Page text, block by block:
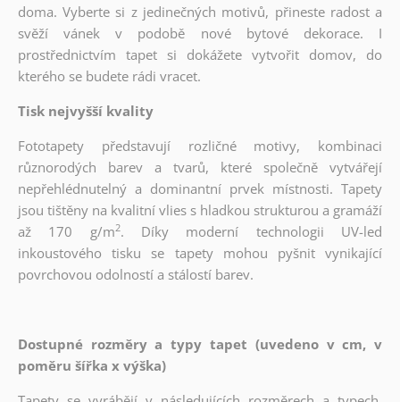
doma. Vyberte si z jedinečných motivů, přineste radost a
svěží vánek v podobě nové bytové dekorace. I
prostřednictvím tapet si dokážete vytvořit domov, do
kterého se budete rádi vracet.
Tisk nejvyšší kvality
Fototapety představují rozličné motivy, kombinaci
různorodých barev a tvarů, které společně vytvářejí
nepřehlédnutelný a dominantní prvek místnosti. Tapety
jsou tištěny na kvalitní vlies s hladkou strukturou a gramáží
až 170 g/m2. Díky moderní technologii UV-led
inkoustového tisku se tapety mohou pyšnit vynikající
povrchovou odolností a stálostí barev.
Dostupné rozměry a typy tapet (uvedeno v cm, v
poměru šířka x výška)